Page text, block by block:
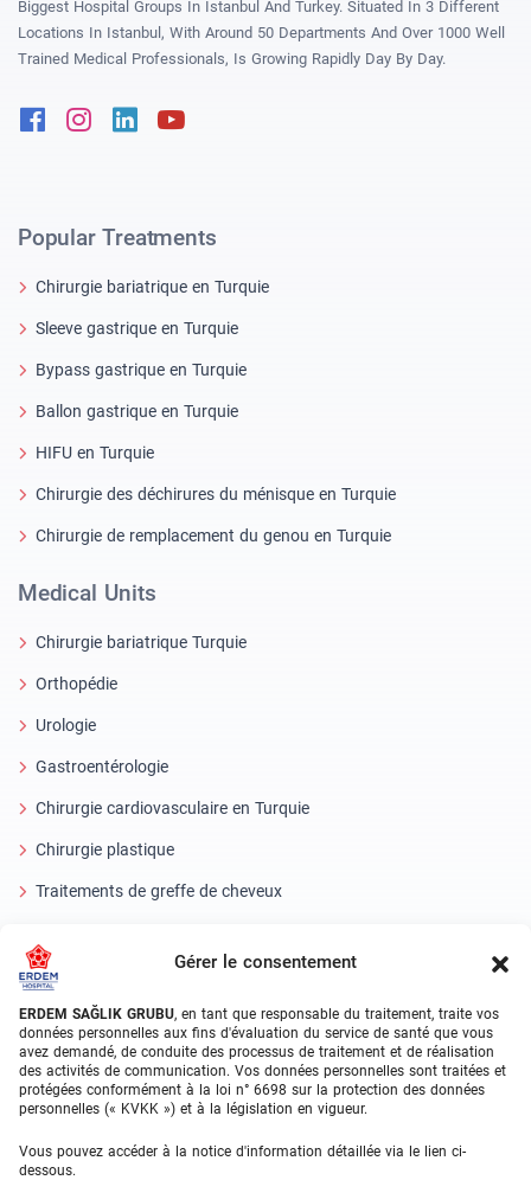
Gérer le consentement
ERDEM SAĞLIK GRUBU, en tant que responsable du traitement, traite vos
données personnelles aux fins d'évaluation du service de santé que vous
avez demandé, de conduite des processus de traitement et de réalisation
des activités de communication. Vos données personnelles sont traitées et
protégées conformément à la loi n° 6698 sur la protection des données
personnelles (« KVKK ») et à la législation en vigueur.
Vous pouvez accéder à la notice d'information détaillée via le lien ci-
dessous.
Biggest Hospital Groups In Istanbul And Turkey. Situated In 3 Different
Locations In Istanbul, With Around 50 Departments And Over 1000 Well
Trained Medical Professionals, Is Growing Rapidly Day By Day.
FacebookInstagram
Linkedin
Popular Treatments
Chirurgie bariatrique en Turquie
Sleeve gastrique en Turquie
Bypass gastrique en Turquie
Ballon gastrique en Turquie
HIFU en Turquie
Chirurgie des déchirures du ménisque en Turquie
Chirurgie de remplacement du genou en Turquie
Medical Units
Chirurgie bariatrique Turquie
Orthopédie
Urologie
Gastroentérologie
Chirurgie cardiovasculaire en Turquie
Chirurgie plastique
Traitements de greffe de cheveux
Oeil laser
About Erdem
À propos de nous
Unités médicales
Équipe médicale